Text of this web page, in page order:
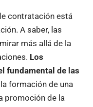
contratación está
A saber, las
más allá de la
Los
fundamental de las
formación de una
promoción de la